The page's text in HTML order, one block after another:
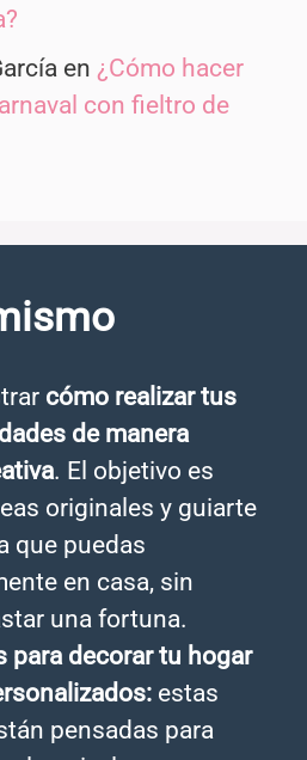
en ¿Cómo hacer
con fieltro de
cómo realizar tus
de manera
. El objetivo es
originales y guiarte
que puedas
en casa, sin
una fortuna.
para decorar tu hogar
estas
pensadas para